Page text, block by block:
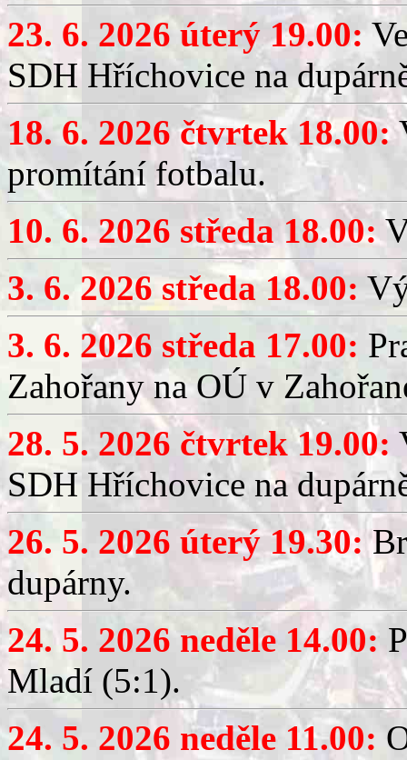
23. 6. 2026 úterý 19.00:
SDH Hříchovice na
18. 6. 2026 čtvrtek 18.00:
promítání fotbalu.
10. 6. 2026 středa 18.00:
3. 6. 2026 středa 18.00:
3. 6. 2026 středa 17.00:
Zahořany na OÚ v
28. 5. 2026 čtvrtek 19.00:
SDH Hříchovice na
26. 5. 2026 úterý 19.30:
dupárny.
24. 5. 2026 neděle 14.00:
Mladí (5:1).
24. 5. 2026 neděle 11.00: